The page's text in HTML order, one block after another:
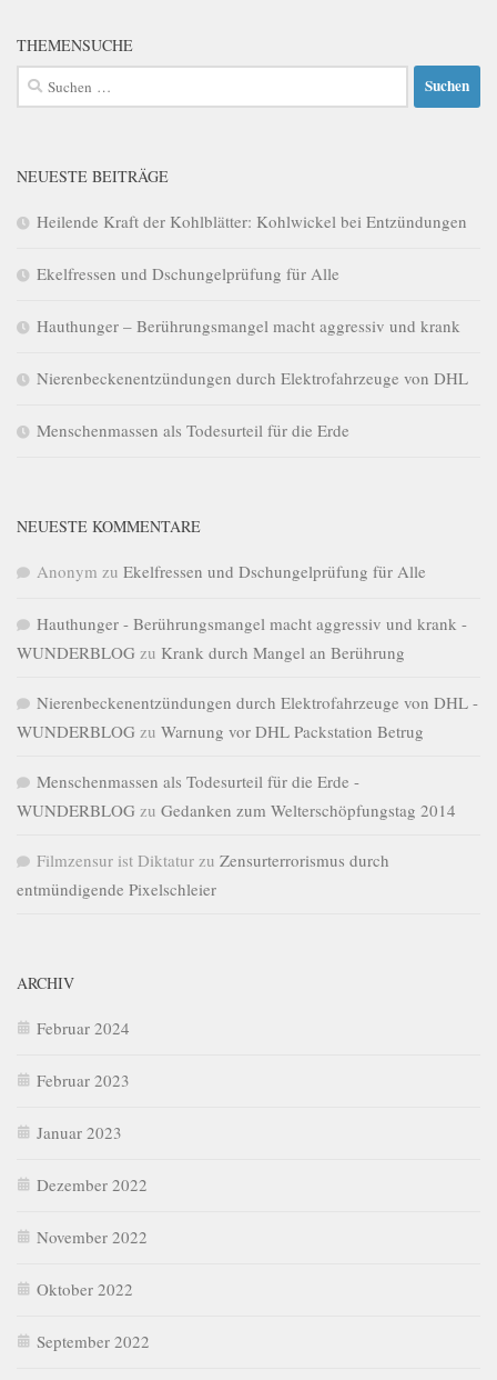
THEMENSUCHE
Suchen
nach:
NEUESTE BEITRÄGE
Heilende Kraft der Kohlblätter: Kohlwickel bei Entzündungen
Ekelfressen und Dschungelprüfung für Alle
Hauthunger – Berührungsmangel macht aggressiv und krank
Nierenbeckenentzündungen durch Elektrofahrzeuge von DHL
Menschenmassen als Todesurteil für die Erde
NEUESTE KOMMENTARE
Anonym zu Ekelfressen und Dschungelprüfung für Alle
Hauthunger - Berührungsmangel macht aggressiv und krank -
WUNDERBLOG zu Krank durch Mangel an Berührung
Nierenbeckenentzündungen durch Elektrofahrzeuge von DHL -
WUNDERBLOG zu Warnung vor DHL Packstation Betrug
Menschenmassen als Todesurteil für die Erde -
WUNDERBLOG zu Gedanken zum Welterschöpfungstag 2014
Filmzensur ist Diktatur zu Zensurterrorismus durch
entmündigende Pixelschleier
ARCHIV
Februar 2024
Februar 2023
Januar 2023
Dezember 2022
November 2022
Oktober 2022
September 2022